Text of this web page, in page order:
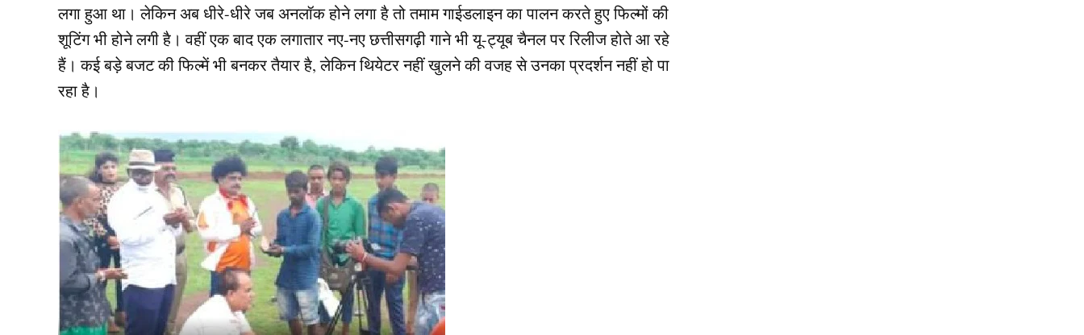
लगा हुआ था। लेकिन अब धीरे-धीरे जब अनलॉक होने लगा है तो तमाम गाईडलाइन का पालन करते हुए फिल्मों की
शूटिंग भी होने लगी है। वहीं एक बाद एक लगातार नए-नए छत्तीसगढ़ी गाने भी यू-ट्यूब चैनल पर रिलीज होते आ रहे
हैं। कई बड़े बजट की फिल्में भी बनकर तैयार है, लेकिन थियेटर नहीं खुलने की वजह से उनका प्रदर्शन नहीं हो पा
रहा है।